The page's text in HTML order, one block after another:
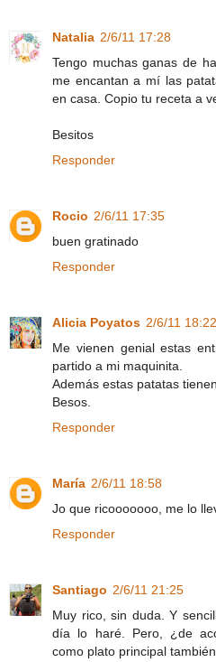
Natalia 2/6/11 17:28
Tengo muchas ganas de
me encantan a mí las
en casa. Copio tu receta a
Besitos
Responder
Rocio 2/6/11 17:35
buen gratinado
Responder
Alicia Poyatos 2/6/11 18:22
Me vienen genial estas
partido a mi maquinita.
Además estas patatas
Besos.
Responder
María 2/6/11 18:58
Jo que ricooooooo, me lo
Responder
Santiago 2/6/11 21:25
Muy rico, sin duda. Y
día lo haré. Pero, ¿de
como plato principal